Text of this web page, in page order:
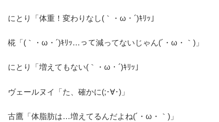
にとり「体重！変わりなし(｀・ω・´)ｷﾘｯ」
椛「(｀・ω・´)ｷﾘｯ…って減ってないじゃん(´・ω・｀)」
にとり「増えてもない(｀・ω・´)ｷﾘｯ」
ヴェールヌイ「た、確かに(;･∀･)」
古鷹「体脂肪は…増えてるんだよね(´・ω・｀)」